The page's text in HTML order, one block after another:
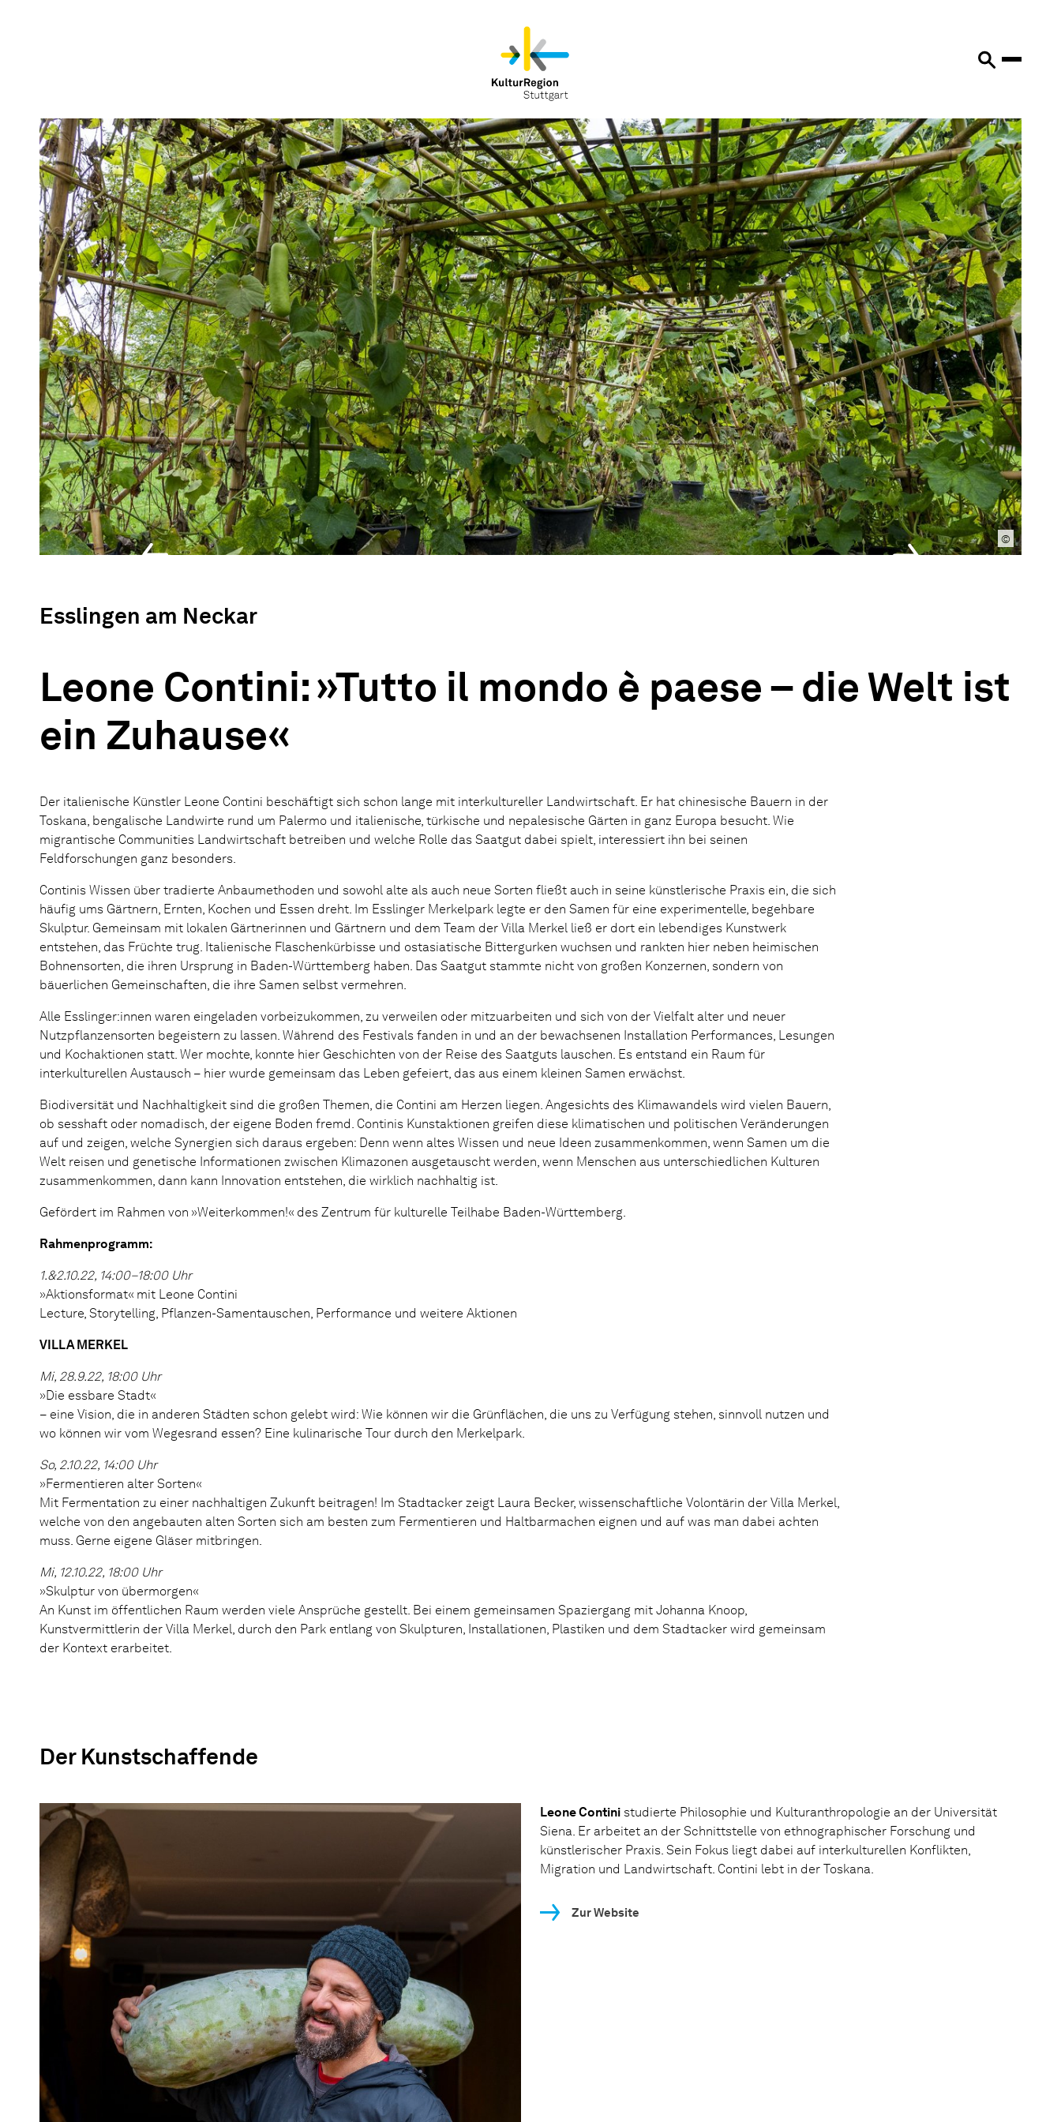
©
Esslingen am Neckar
Leone Contini: »Tutto il mondo è paese – die Welt ist
ein Zuhause«
Der italienische Künstler Leone Contini beschäftigt sich schon lange mit interkultureller Landwirtschaft. Er hat chinesische Bauern in der
Toskana, bengalische Landwirte rund um Palermo und italienische, türkische und nepalesische Gärten in ganz Europa besucht. Wie
migrantische Communities Landwirtschaft betreiben und welche Rolle das Saatgut dabei spielt, interessiert ihn bei seinen
Feldforschungen ganz besonders.
Continis Wissen über tradierte Anbaumethoden und sowohl alte als auch neue Sorten fließt auch in seine künstlerische Praxis ein, die sich
häufig ums Gärtnern, Ernten, Kochen und Essen dreht. Im Esslinger Merkelpark legte er den Samen für eine experimentelle, begehbare
Skulptur. Gemeinsam mit lokalen Gärtnerinnen und Gärtnern und dem Team der Villa Merkel ließ er dort ein lebendiges Kunstwerk
entstehen, das Früchte trug. Italienische Flaschenkürbisse und ostasiatische Bittergurken wuchsen und rankten hier neben heimischen
Bohnensorten, die ihren Ursprung in Baden-Württemberg haben. Das Saatgut stammte nicht von großen Konzernen, sondern von
bäuerlichen Gemeinschaften, die ihre Samen selbst vermehren.
Alle Esslinger:innen waren eingeladen vorbeizukommen, zu verweilen oder mitzuarbeiten und sich von der Vielfalt alter und neuer
Nutzpflanzensorten begeistern zu lassen. Während des Festivals fanden in und an der bewachsenen Installation Performances, Lesungen
und Kochaktionen statt. Wer mochte, konnte hier Geschichten von der Reise des Saatguts lauschen. Es entstand ein Raum für
interkulturellen Austausch – hier wurde gemeinsam das Leben gefeiert, das aus einem kleinen Samen erwächst.
Biodiversität und Nachhaltigkeit sind die großen Themen, die Contini am Herzen liegen. Angesichts des Klimawandels wird vielen Bauern,
ob sesshaft oder nomadisch, der eigene Boden fremd. Continis Kunstaktionen greifen diese klimatischen und politischen Veränderungen
auf und zeigen, welche Synergien sich daraus ergeben: Denn wenn altes Wissen und neue Ideen zusammenkommen, wenn Samen um die
Welt reisen und genetische Informationen zwischen Klimazonen ausgetauscht werden, wenn Menschen aus unterschiedlichen Kulturen
zusammenkommen, dann kann Innovation entstehen, die wirklich nachhaltig ist.
Gefördert im Rahmen von »Weiterkommen!« des Zentrum für kulturelle Teilhabe Baden-Württemberg.
Rahmenprogramm:
1.&2.10.22, 14:00–18:00 Uhr
»Aktionsformat« mit Leone Contini
Lecture, Storytelling, Pflanzen-Samentauschen, Performance und weitere Aktionen
VILLA MERKEL
Mi, 28.9.22, 18:00 Uhr
»Die essbare Stadt«
– eine Vision, die in anderen Städten schon gelebt wird: Wie können wir die Grünflächen, die uns zu Verfügung stehen, sinnvoll nutzen und
wo können wir vom Wegesrand essen? Eine kulinarische Tour durch den Merkelpark.
So, 2.10.22, 14:00 Uhr
»Fermentieren alter Sorten«
Mit Fermentation zu einer nachhaltigen Zukunft beitragen! Im Stadtacker zeigt Laura Becker, wissenschaftliche Volontärin der Villa Merkel,
welche von den angebauten alten Sorten sich am besten zum Fermentieren und Haltbarmachen eignen und auf was man dabei achten
muss. Gerne eigene Gläser mitbringen.
Mi, 12.10.22, 18:00 Uhr
»Skulptur von übermorgen«
An Kunst im öffentlichen Raum werden viele Ansprüche gestellt. Bei einem gemeinsamen Spaziergang mit Johanna Knoop,
Kunstvermittlerin der Villa Merkel, durch den Park entlang von Skulpturen, Installationen, Plastiken und dem Stadtacker wird gemeinsam
der Kontext erarbeitet.
Der Kunstschaffende
Leone Contini studierte Philosophie und Kulturanthropologie an der Universität
Siena. Er arbeitet an der Schnittstelle von ethnographischer Forschung und
künstlerischer Praxis. Sein Fokus liegt dabei auf interkulturellen Konflikten,
Migration und Landwirtschaft. Contini lebt in der Toskana.
Zur Website